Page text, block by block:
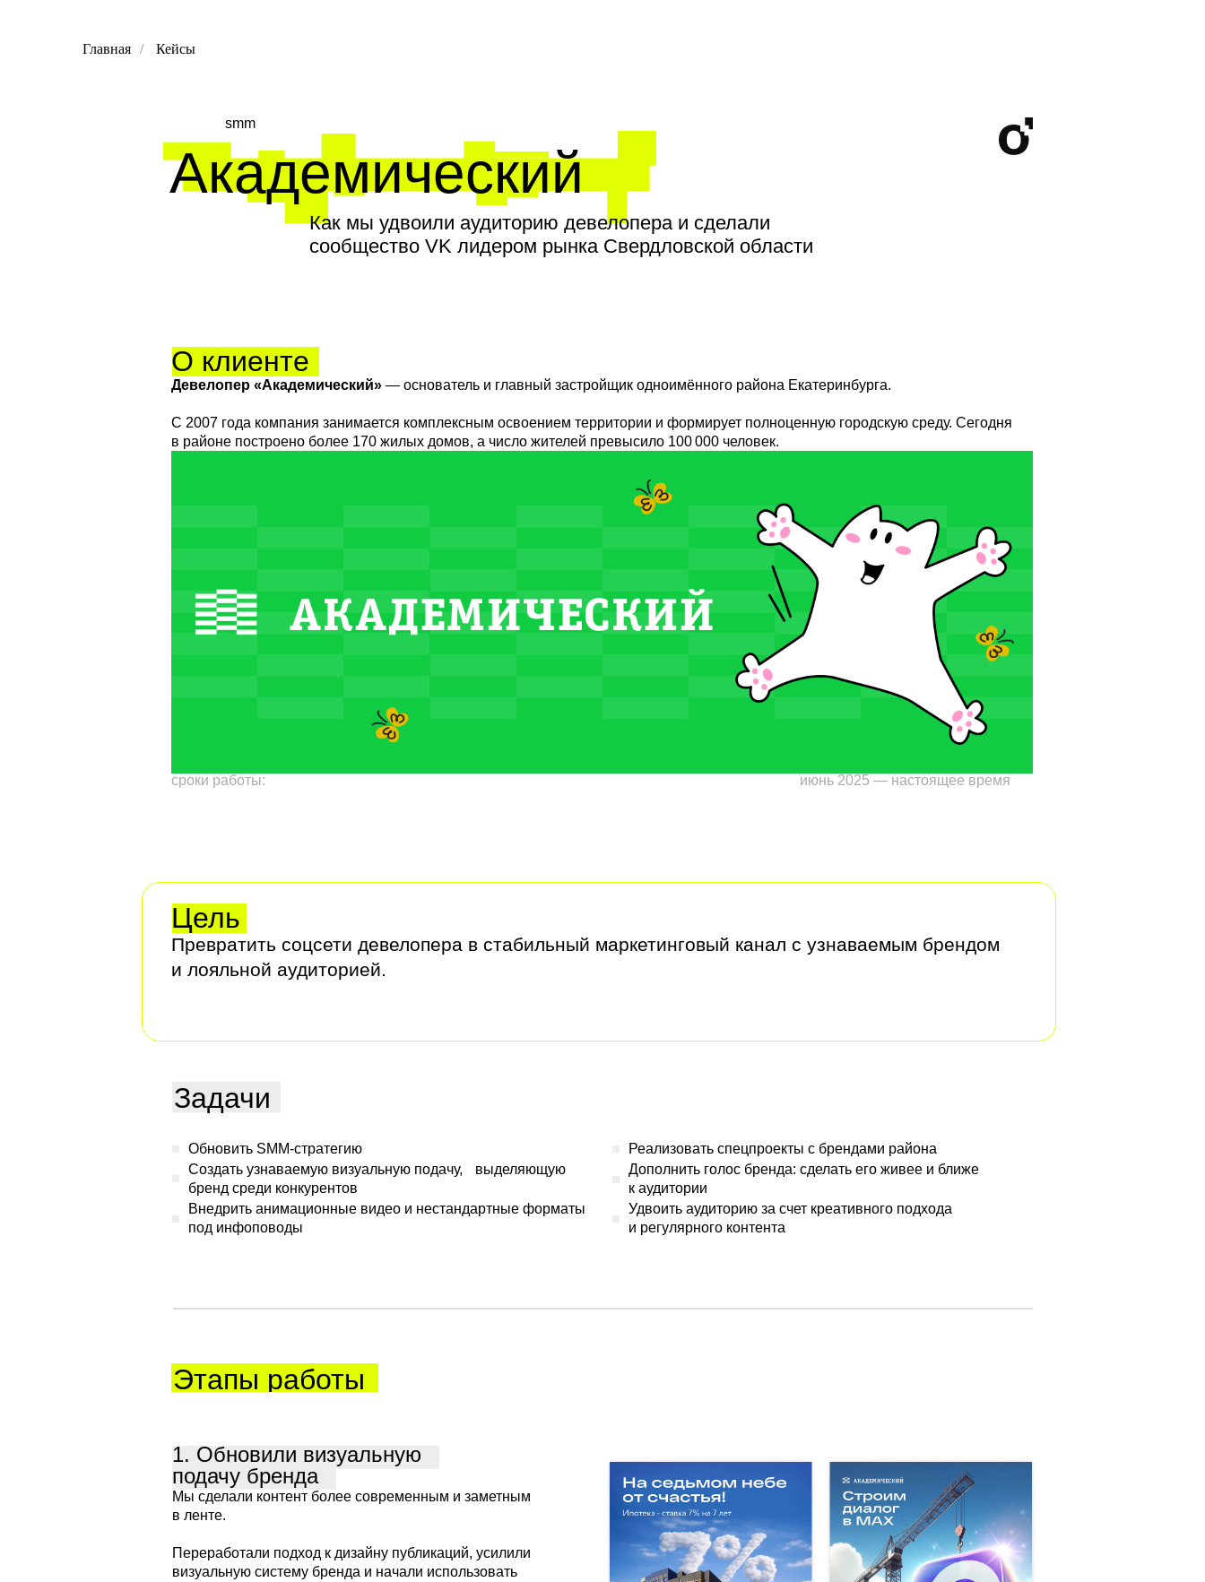
Главная / Кейсы
Академический
smm
Как мы удвоили аудиторию девелопера и сделали
сообщество VK лидером рынка Свердловской области
О клиенте
Девелопер «Академический» — основатель и главный застройщик одноимённого района Екатеринбурга.
С 2007 года компания занимается комплексным освоением территории и формирует полноценную городскую среду. Сегодня
в районе построено более 170 жилых домов, а число жителей превысило 100 000 человек.
cроки работы: июнь 2025 — настоящее время
Цель
Превратить соцсети девелопера в стабильный маркетинговый канал с узнаваемым брендом
и лояльной аудиторией.
Задачи
Обновить SMM-стратегию
Создать узнаваемую визуальную подачу, выделяющую
бренд среди конкурентов
Внедрить анимационные видео и нестандартные форматы
под инфоповоды
Реализовать спецпроекты с брендами района
Дополнить голос бренда: сделать его живее и ближе
к аудитории
Удвоить аудиторию за счет креативного подхода
и регулярного контента
Этапы работы
1. Обновили визуальную
подачу бренда
Мы сделали контент более современным и заметным
в ленте.
Переработали подход к дизайну публикаций, усилили
визуальную систему бренда и начали использовать